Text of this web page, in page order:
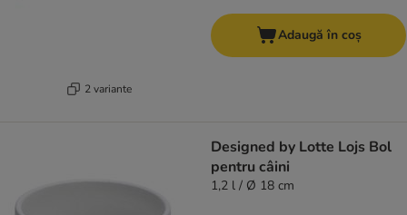
2 variante
Adaugă în coș
Designed by Lotte Lojs Bol
pentru câini
1,2 l / Ø 18 cm